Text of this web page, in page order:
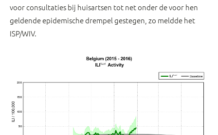
voor consultaties bij huisartsen tot net onder de voor hen
geldende epidemische drempel gestegen, zo meldde het
ISP/WIV.